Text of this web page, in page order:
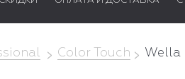
Color Touch Wella